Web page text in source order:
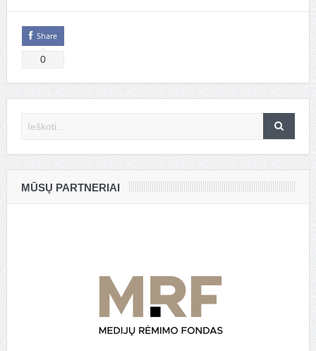
Share
0
MŪSŲ PARTNERIAI